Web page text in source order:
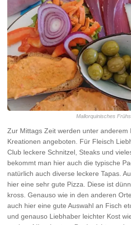
Mallorquinisches
Zur Mittags Zeit werden unter anderem
Kreationen angeboten. Für Fleisch
Club leckere Schnitzel, Steaks und
bekommt man hier auch die typische
natürlich auch diverse leckere Tapas.
hier eine sehr gute Pizza. Diese ist
kross. Genauso wie in den anderen
auch hier eine gute Auswahl an Fisch
und genauso Liebhaber leichter Kost